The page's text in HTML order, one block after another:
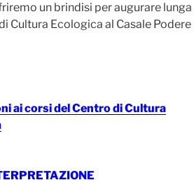
un brindisi per augurare lunga
Cultura Ecologica al Casale Podere
ai corsi del Centro di Cultura